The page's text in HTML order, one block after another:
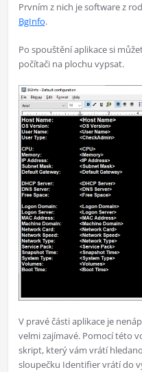
Prvním z nich je software z
BgInfo.
Po spouštění aplikace si
počítači na plochu vypsat.
V pravé části aplikace je
velmi zajímavé. Pomocí této
skript, který vám vrátí
sloupečku Identifier vrátí do